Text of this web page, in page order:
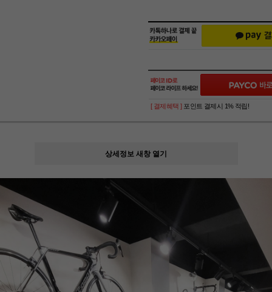
[ 결제혜택 ] 포인트 결제시 1% 적립!
상세정보 새창 열기